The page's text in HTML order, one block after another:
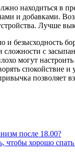
находиться в
и добавками.
Лучше
и безысходность
сложности с
могут
спокойствие и
позволяет
после 18.00?
чтобы хорошо